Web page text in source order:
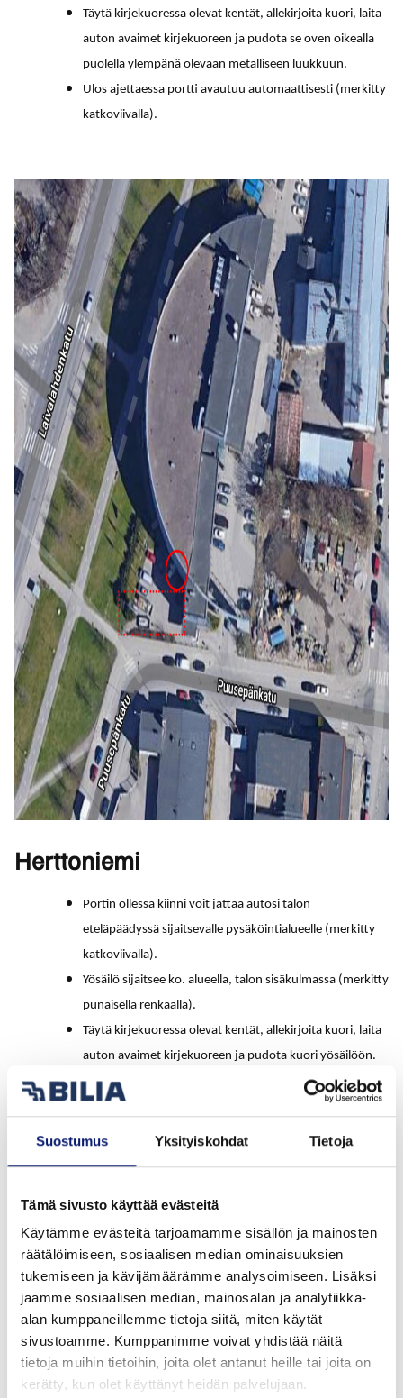
Suostumus Yksityiskohdat Tietoja
Tämä sivusto käyttää evästeitä
Käytämme evästeitä tarjoamamme sisällön ja mainosten
räätälöimiseen, sosiaalisen median ominaisuuksien
tukemiseen ja kävijämäärämme analysoimiseen. Lisäksi
jaamme sosiaalisen median, mainosalan ja analytiikka-
alan kumppaneillemme tietoja siitä, miten käytät
sivustoamme. Kumppanimme voivat yhdistää näitä
tietoja muihin tietoihin, joita olet antanut heille tai joita on
kerätty, kun olet käyttänyt heidän palvelujaan.
Täytä kirjekuoressa olevat kentät, allekirjoita kuori, laita
auton avaimet kirjekuoreen ja pudota se oven oikealla
puolella ylempänä olevaan metalliseen luukkuun.
Ulos ajettaessa portti avautuu automaattisesti (merkitty
katkoviivalla).
Herttoniemi
Portin ollessa kiinni voit jättää autosi talon
eteläpäädyssä sijaitsevalle pysäköintialueelle (merkitty
katkoviivalla).
Yösäilö sijaitsee ko. alueella, talon sisäkulmassa (merkitty
punaisella renkaalla).
Täytä kirjekuoressa olevat kentät, allekirjoita kuori, laita
auton avaimet kirjekuoreen ja pudota kuori yösäilöön.